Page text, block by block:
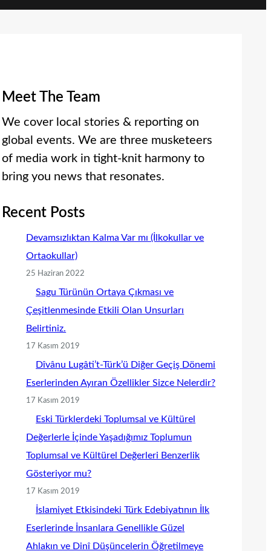
Meet The Team
We cover local stories & reporting on
global events. We are three musketeers
of media work in tight-knit harmony to
bring you news that resonates.
Recent Posts
Devamsızlıktan Kalma Var mı (İlkokullar ve
Ortaokullar)
25 Haziran 2022
Sagu Türünün Ortaya Çıkması ve
Çeşitlenmesinde Etkili Olan Unsurları
Belirtiniz.
17 Kasım 2019
Dîvânu Lugâti’t-Türk’ü Diğer Geçiş Dönemi
Eserlerinden Ayıran Özellikler Sizce Nelerdir?
17 Kasım 2019
Eski Türklerdeki Toplumsal ve Kültürel
Değerlerle İçinde Yaşadığımız Toplumun
Toplumsal ve Kültürel Değerleri Benzerlik
Gösteriyor mu?
17 Kasım 2019
İslamiyet Etkisindeki Türk Edebiyatının İlk
Eserlerinde İnsanlara Genellikle Güzel
Ahlakın ve Dinî Düşüncelerin Öğretilmeye